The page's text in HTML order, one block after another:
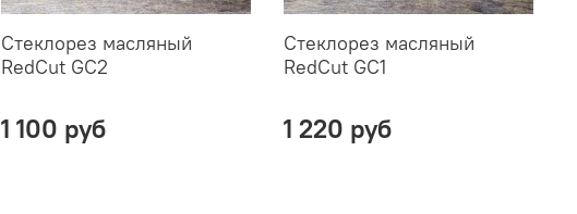
Стеклорез масляный
RedCut GC2
1 100 руб
Стеклорез масляный
RedCut GC1
1 220 руб